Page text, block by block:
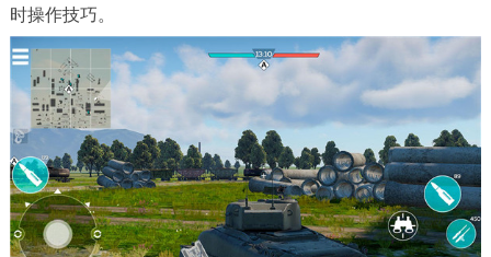
时操作技巧。